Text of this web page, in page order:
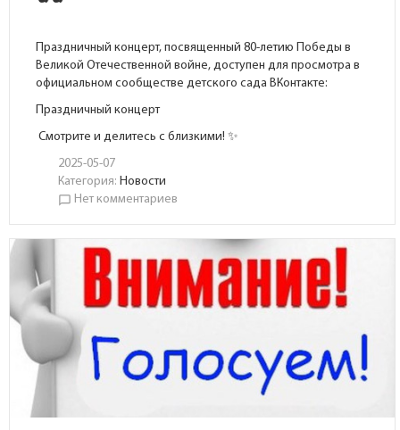
Праздничный концерт, посвященный 80-летию Победы в
Великой Отечественной войне, доступен для просмотра в
официальном сообществе детского сада ВКонтакте:
Праздничный концерт
Смотрите и делитесь с близкими! ✨
2025-05-07
Категория:Новости
chat_bubble_outline Нет комментариев